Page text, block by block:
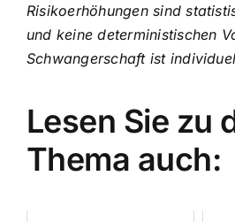
Risikoerhöhungen sind
und keine deterministischen
Schwangerschaft ist
Lesen Sie zu
Thema auch: